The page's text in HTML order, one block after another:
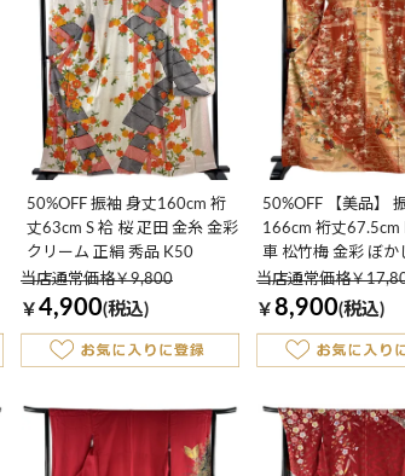
50%OFF 振袖 身丈160cm 裄
丈63cm S 袷 桜 疋田 金糸 金彩
クリーム 正絹 秀品 K50
当店通常価格￥9,800
￥ 4,900(税込)
50%OFF 【美品】
166cm 裄丈67.5cm
車 松竹梅 金彩 ぼか
絹 名品 K50
当店通常価格￥
￥ 8,900(税込)